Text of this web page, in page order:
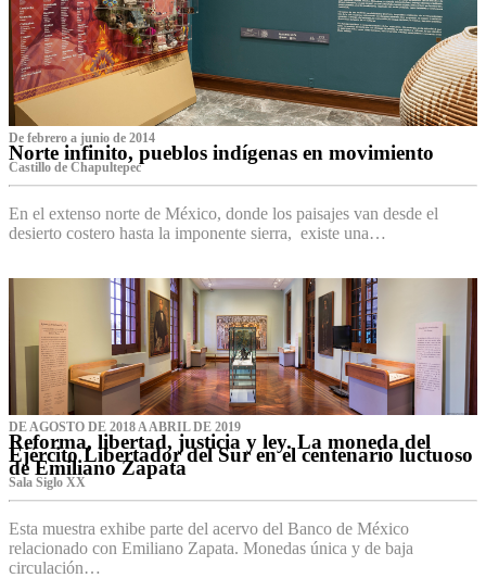
De febrero a junio de 2014
Norte infinito, pueblos indígenas en movimiento
Castillo de Chapultepec
En el extenso norte de México, donde los paisajes van desde el
desierto costero hasta la imponente sierra, existe una…
DE AGOSTO DE 2018 A ABRIL DE 2019
Reforma, libertad, justicia y ley. La moneda del
Ejército Libertador del Sur en el centenario luctuoso
de Emiliano Zapata
Sala Siglo XX
Esta muestra exhibe parte del acervo del Banco de México
relacionado con Emiliano Zapata. Monedas única y de baja
circulación…